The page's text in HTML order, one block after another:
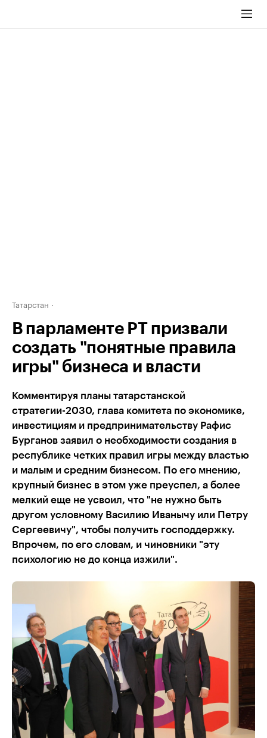
Татарстан
В парламенте РТ призвали
создать "понятные правила
игры" бизнеса и власти
Комментируя планы татарстанской
стратегии-2030, глава комитета по экономике,
инвестициям и предпринимательству Рафис
Бурганов заявил о необходимости создания в
республике четких правил игры между властью
и малым и средним бизнесом. По его мнению,
крупный бизнес в этом уже преуспел, а более
мелкий еще не усвоил, что "не нужно быть
другом условному Василию Иванычу или Петру
Сергеевичу", чтобы получить господдержку.
Впрочем, по его словам, и чиновники "эту
психологию не до конца изжили".